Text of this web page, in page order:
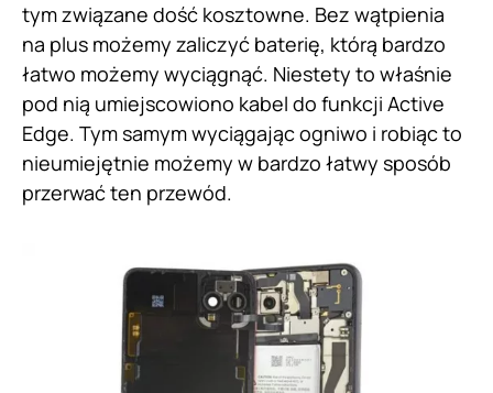
tym związane dość kosztowne. Bez wątpienia
na plus możemy zaliczyć baterię, którą bardzo
łatwo możemy wyciągnąć. Niestety to właśnie
pod nią umiejscowiono kabel do funkcji Active
Edge. Tym samym wyciągając ogniwo i robiąc to
nieumiejętnie możemy w bardzo łatwy sposób
przerwać ten przewód.